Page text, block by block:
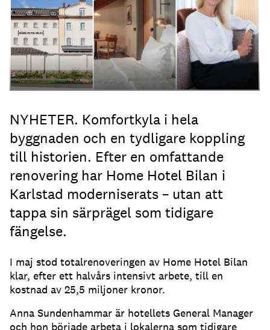
NYHETER. Komfortkyla i hela
byggnaden och en tydligare koppling
till historien. Efter en omfattande
renovering har Home Hotel Bilan i
Karlstad moderniserats – utan att
tappa sin särprägel som tidigare
fängelse.
I maj stod totalrenoveringen av Home Hotel Bilan
klar, efter ett halvårs intensivt arbete, till en
kostnad av 25,5 miljoner kronor.
Anna Sundenhammar är hotellets General Manager
och hon började arbeta i lokalerna som tidigare